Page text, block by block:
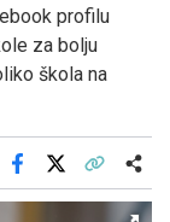
profilu
za bolju
škola na
Facebook